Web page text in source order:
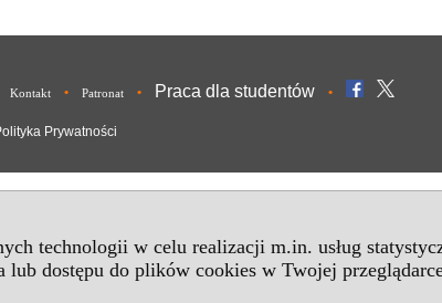
technologii w celu realizacji m.in. usług
dostępu do plików cookies w Twojej
Kontakt • Patronat • Praca dla studentów •
Prywatności